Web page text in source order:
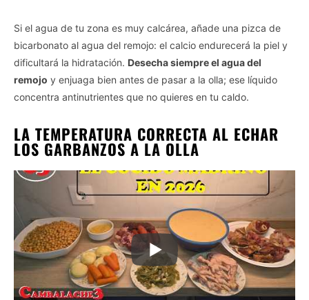
Si el agua de tu zona es muy calcárea, añade una pizca de
bicarbonato al agua del remojo: el calcio endurecerá la piel y
dificultará la hidratación. Desecha siempre el agua del
remojo y enjuaga bien antes de pasar a la olla; ese líquido
concentra antinutrientes que no quieres en tu caldo.
LA TEMPERATURA CORRECTA AL ECHAR
LOS GARBANZOS A LA OLLA